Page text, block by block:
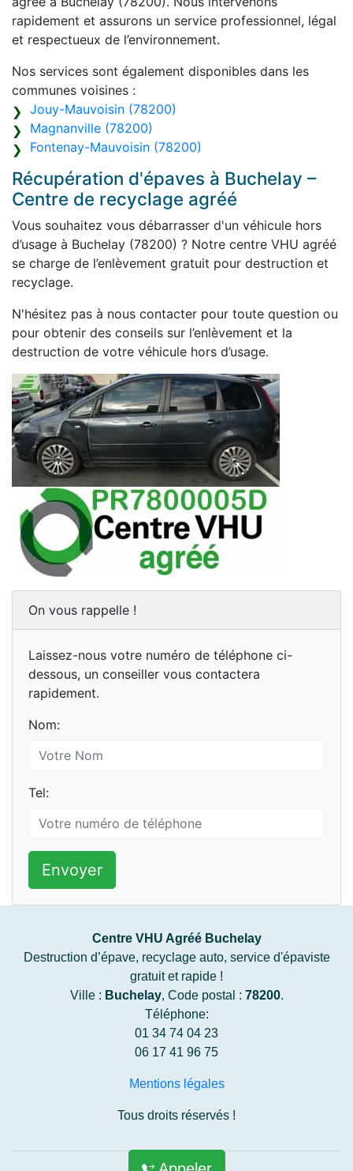
rapidement et assurons un service professionnel, légal
et respectueux de l’environnement.
Nos services sont également disponibles dans les
communes voisines :
Jouy-Mauvoisin (78200)
Magnanville (78200)
Fontenay-Mauvoisin (78200)
Récupération d'épaves à Buchelay –
Centre de recyclage agréé
Vous souhaitez vous débarrasser d'un véhicule hors
d’usage à Buchelay (78200) ? Notre centre VHU agréé
se charge de l’enlèvement gratuit pour destruction et
recyclage.
N'hésitez pas à nous contacter pour toute question ou
pour obtenir des conseils sur l’enlèvement et la
destruction de votre véhicule hors d’usage.
On vous rappelle !
Laissez-nous votre numéro de téléphone ci-
dessous, un conseiller vous contactera
rapidement.
Nom:
Tel:
Envoyer
Centre VHU Agréé Buchelay
Destruction d’épave, recyclage auto, service d'épaviste
gratuit et rapide !
Ville : Buchelay, Code postal : 78200.
Téléphone:
01 34 74 04 23
06 17 41 96 75
Mentions légales
Tous droits réservés !